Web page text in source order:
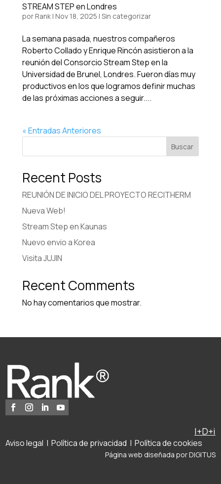
STREAM STEP en Londres
por Rank| Nov 18, 2025 | Sin categorizar
La semana pasada, nuestros compañeros
Roberto Collado y Enrique Rincón asistieron a la
reunión del Consorcio Stream Step en la
Universidad de Brunel, Londres. Fueron días muy
productivos en los que logramos definir muchas
de las próximas acciones a seguir....
« Entradas Anteriores
Buscar
Recent Posts
REUNIÓN DE INICIO DEL PROYECTO RECITHERM
Nueva Web!
Stream Step en Kaunas
Nuevo envio a Korea
Visita JUJIN
Recent Comments
No hay comentarios que mostrar.
I+D+i
Aviso legal |Política de privacidad |Política de cookies
Página web diseñada porDIGITUS